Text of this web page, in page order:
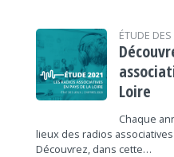
ÉTUDE
Loire
Chaque
lieux des radios
Découvrez, dans cette…